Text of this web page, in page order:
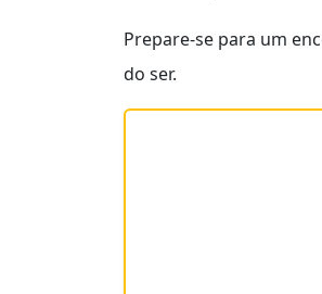
Prepare-se para um
do ser.